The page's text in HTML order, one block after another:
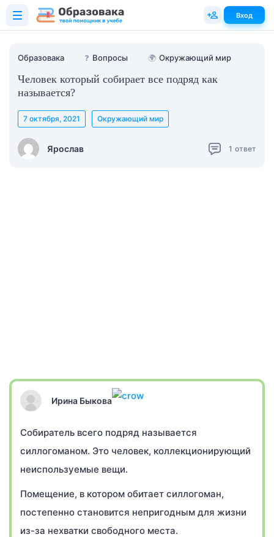
Образовака ❓ Вопросы 🌍 Окружающий мир
Человек который собирает все подряд как
называется?
Ярослав
7 октября, 2021 Окружающий мир
1 ответ
Ирина Быкова
Собиратель всего подряд называется
силлогоманом. Это человек, коллекционирующий
неиспользуемые вещи.
Помещение, в котором обитает силлогоман,
постепенно становится непригодным для жизни
из-за нехватки свободного места.
Вход